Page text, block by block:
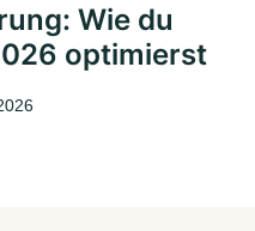
Wie du
optimierst